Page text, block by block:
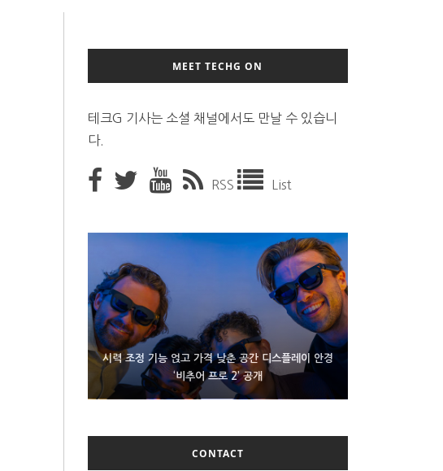
MEET TECHG ON
테크G 기사는 소셜 채널에서도 만날 수 있습니
다.
RSS List
시력 조정 기능 얹고 가격 낮춘 공간 디스플레이 안경
‘비추어 프로 2’ 공개
D램 부족에 10억달러어치 아이폰18 프로세서 패키징
대기 중
300~400달러 반지형 스피커 준비하는 오픈AI
CONTACT